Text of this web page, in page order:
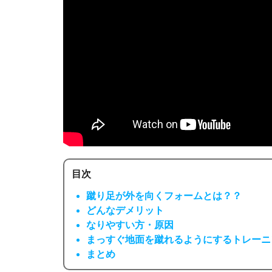
目次
蹴り足が外を向くフォームとは？？
どんなデメリット
なりやすい方・原因
まっすぐ地面を蹴れるようにするトレー
まとめ